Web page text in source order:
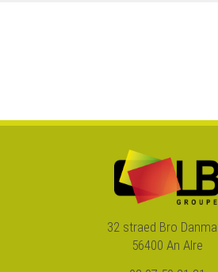
32 straed Bro
56400 An Alre